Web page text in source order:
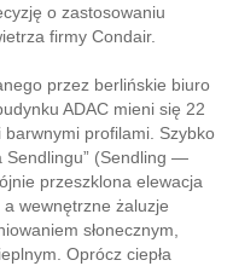
o zastosowaniu
firmy Condair.
przez berlińskie biuro
ADAC mieni się 22
barwnymi profilami. Szybko
Sendlingu” (Sendling —
przeszklona elewacja
wewnętrzne żaluzje
słonecznym,
Oprócz ciepła